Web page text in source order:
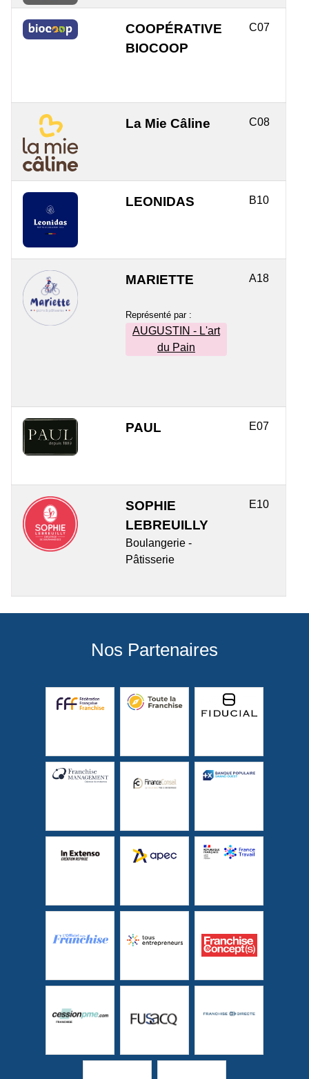
COOPÉRATIVE
BIOCOOP
C07
La Mie Câline C08
LEONIDAS B10
MARIETTE
Représenté par :
AUGUSTIN - L'art
du Pain
A18
PAUL E07
SOPHIE
LEBREUILLY
Boulangerie -
Pâtisserie
E10
Nos Partenaires